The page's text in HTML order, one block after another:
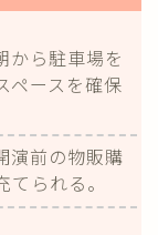
から駐車場を
ペースを確保
演前の物販購
られる。